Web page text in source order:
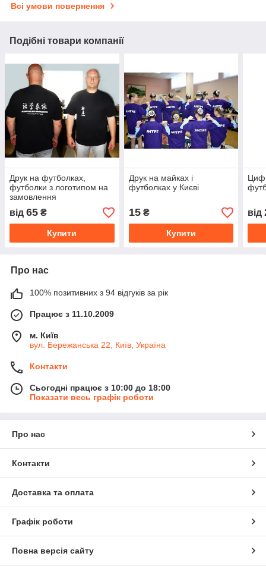
Всі умови повернення
Подібні товари компанії
Друк на футболках,
футболки з логотипом на
замовлення
від 65 ₴
Купити
Друк на майках і
футболках у Києві
15₴
Купити
від
Про нас
100% позитивних з 94 відгуків за рік
Працює з 11.10.2009
м. Київ
вул. Бережанська 22, Київ, Україна
Контакти
Сьогодні працює з 10:00 до 18:00
Показати весь графік роботи
Про нас
Контакти
Доставка та оплата
Графік роботи
Повна версія сайту